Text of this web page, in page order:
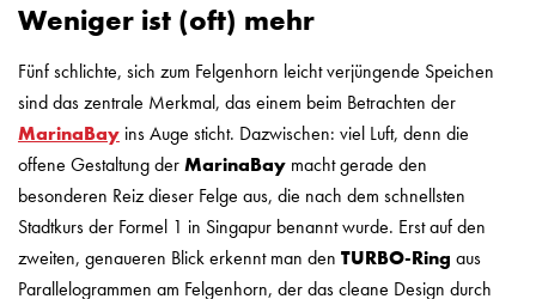
Weniger ist (oft) mehr
Fünf schlichte, sich zum Felgenhorn leicht verjüngende Speichen
sind das zentrale Merkmal, das einem beim Betrachten der
MarinaBay ins Auge sticht. Dazwischen: viel Luft, denn die
offene Gestaltung derMarinaBay macht gerade den
besonderen Reiz dieser Felge aus, die nach dem schnellsten
Stadtkurs der Formel 1 in Singapur benannt wurde. Erst auf den
zweiten, genaueren Blick erkennt man den TURBO-Ring aus
Parallelogrammen am Felgenhorn, der das cleane Design durch